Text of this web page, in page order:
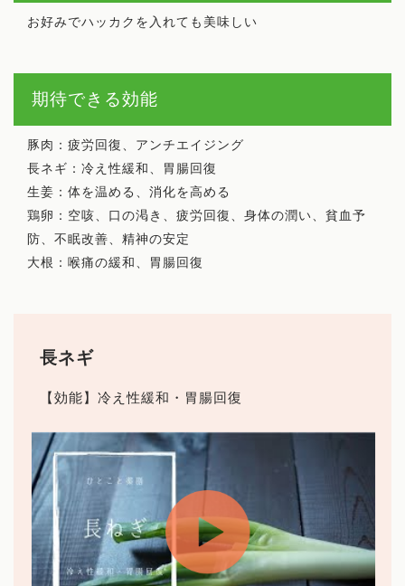
ホーム
Works
お好みでハッカクを入れても美味しい
期待できる効能
豚肉：疲労回復、アンチエイジング
長ネギ：冷え性緩和、胃腸回復
生姜：体を温める、消化を高める
鶏卵：空咳、口の渇き、疲労回復、身体の潤い、貧血予
防、不眠改善、精神の安定
大根：喉痛の緩和、胃腸回復
長ネギ
【効能】冷え性緩和・胃腸回復